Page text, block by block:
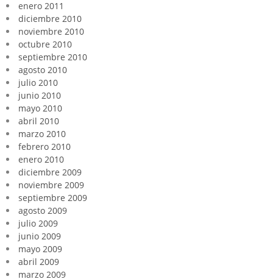
enero 2011
diciembre 2010
noviembre 2010
octubre 2010
septiembre 2010
agosto 2010
julio 2010
junio 2010
mayo 2010
abril 2010
marzo 2010
febrero 2010
enero 2010
diciembre 2009
noviembre 2009
septiembre 2009
agosto 2009
julio 2009
junio 2009
mayo 2009
abril 2009
marzo 2009